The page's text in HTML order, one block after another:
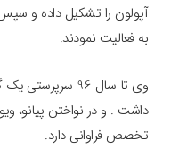
آپولون را تشکیل داده و
به فعالیت نمودند.
وی تا سال 96
داشت . و در نواختن پیانو،
تخصص فراوانی دارد.